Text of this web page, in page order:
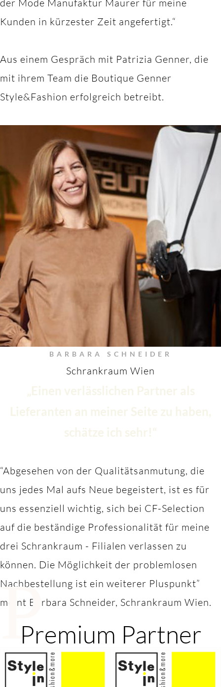
der Mode Manufaktur Maurer für meine
Kunden in kürzester Zeit angefertigt.“
Aus einem Gespräch mit Patrizia Genner, die
mit ihrem Team die Boutique Genner
Style&Fashion erfolgreich betreibt.
BARBARA SCHNEIDER
Schrankraum Wien
„Einen verlässlichen Partner als
Lieferanten an meiner Seite zu haben,
schätze ich sehr!“
“Abgesehen von der Qualitätsanmutung, die
uns jedes Mal aufs Neue begeistert, ist es für
uns essenziell wichtig, sich bei CF-Selection
auf die beständige Professionalität für meine
drei Schrankraum - Filialen verlassen zu
können. Die Möglichkeit der problemlosen
Nachbestellung ist ein weiterer Pluspunkt”
meint Barbara Schneider, Schrankraum Wien.
PPremium Partner